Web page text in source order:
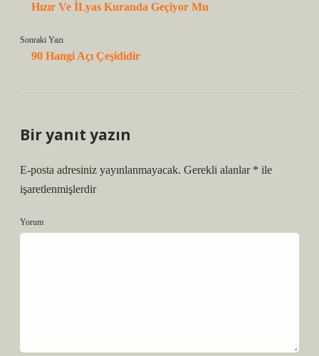
Hızır Ve İLyas Kuranda Geçiyor Mu
Sonraki Yazı
90 Hangi Açı Çeşididir
Bir yanıt yazın
E-posta adresiniz yayınlanmayacak. Gerekli alanlar * ile
işaretlenmişlerdir
Yorum